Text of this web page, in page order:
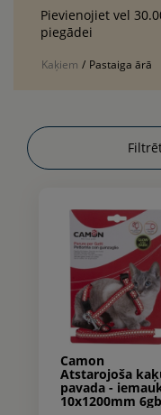
Pievienojiet vel
piegādei
Kaķiem / Pastaiga ārā
Camon
Atstarojoša
pavada -
10x1200mm